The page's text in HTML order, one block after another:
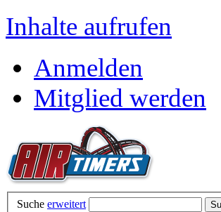
Inhalte aufrufen
Anmelden
Mitglied werden
Suche erweitert